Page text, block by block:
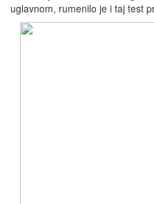
uglavnom, rumenilo je i taj test